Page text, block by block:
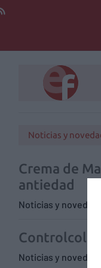
Noticias y
Crema de
antiedad
Noticias y
Controlcol:
Noticias y